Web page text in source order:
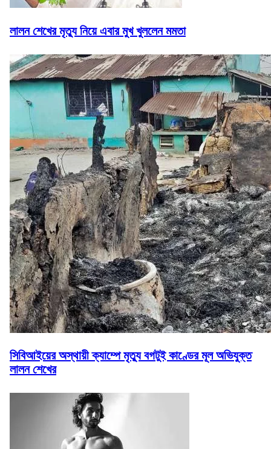
লালন শেখের মৃত্যু নিয়ে এবার মুখ খুললেন মমতা
সিবিআইয়ের অস্থায়ী ক্যাম্পে মৃত্যু বগটুই কাণ্ডের মূল অভিযুক্ত
লালন শেখের